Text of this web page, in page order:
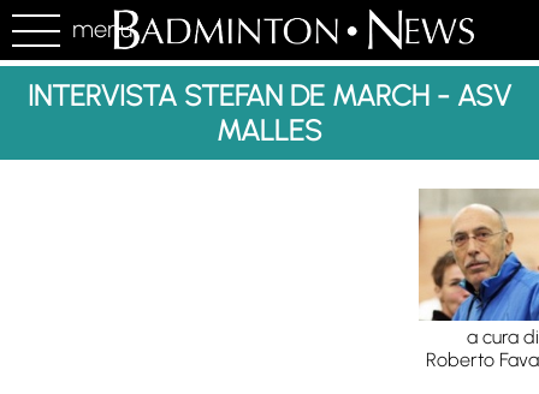
menu
INTERVISTA STEFAN DE MARCH - ASV
MALLES
a cura di
Roberto Fava